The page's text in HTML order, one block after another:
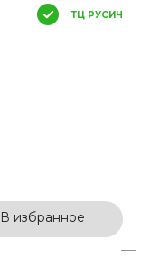
ТЦ РУСИЧ
В избранное